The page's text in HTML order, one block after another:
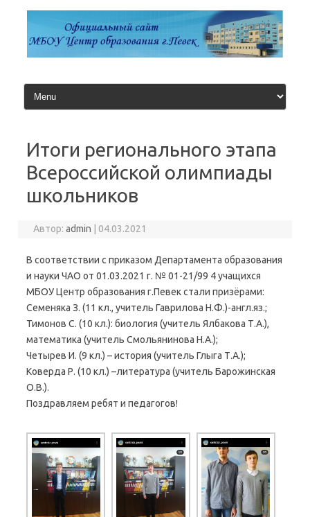
содержимому
Итоги регионального этапа
Всероссийской олимпиады
школьников
Автор:admin 04.03.2021
В соответствии с приказом Департамента образования
и науки ЧАО от 01.03.2021 г. № 01-21/99 4 учащихся
МБОУ Центр образования г.Певек стали призёрами:
Семеняка З. (11 кл., учитель Гаврилова Н.Ф.)-англ.яз.;
Тимонов С. (10 кл.): биология (учитель Ялбакова Т.А.),
математика (учитель Смольянинова Н.А.);
Четырев И. (9 кл.) – история (учитель Глыга Т.А.);
Коверда Р. (10 кл.) –литература (учитель Барожинская
О.В.).
Поздравляем ребят и педагогов!